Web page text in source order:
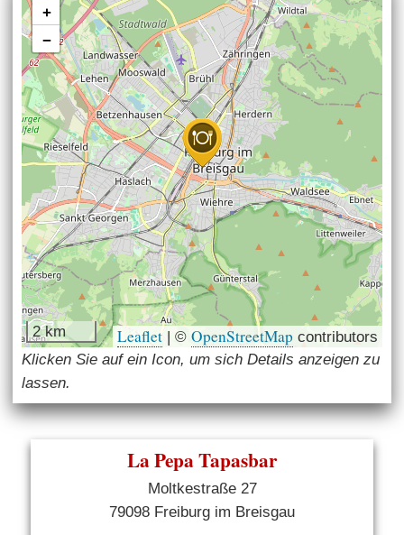
+
−
2 km Leaflet | © OpenStreetMap contributors
Klicken Sie auf ein Icon, um sich Details anzeigen zu
lassen.
La Pepa Tapasbar
Moltkestraße 27
79098 Freiburg im Breisgau